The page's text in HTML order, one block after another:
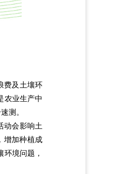
费及土壤环
农业生产中
测。
动会影响土
增加种植成
境问题，